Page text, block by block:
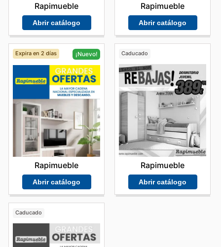
Rapimueble
Abrir catálogo
Rapimueble
Abrir catálogo
Expira en 2 días ¡Nuevo!
Rapimueble
Abrir catálogo
Caducado
Rapimueble
Abrir catálogo
Caducado